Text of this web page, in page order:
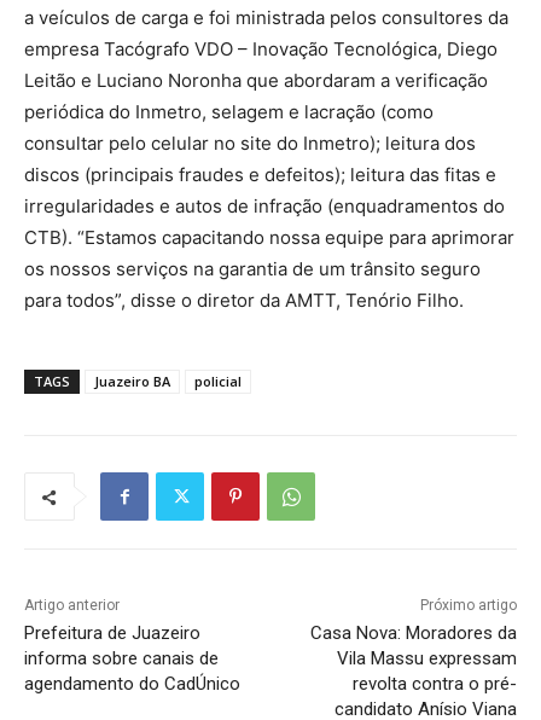
a veículos de carga e foi ministrada pelos consultores da
empresa Tacógrafo VDO – Inovação Tecnológica, Diego
Leitão e Luciano Noronha que abordaram a verificação
periódica do Inmetro, selagem e lacração (como
consultar pelo celular no site do Inmetro); leitura dos
discos (principais fraudes e defeitos); leitura das fitas e
irregularidades e autos de infração (enquadramentos do
CTB). “Estamos capacitando nossa equipe para aprimorar
os nossos serviços na garantia de um trânsito seguro
para todos”, disse o diretor da AMTT, Tenório Filho.
TAGS Juazeiro BA policial
Artigo anterior
Prefeitura de Juazeiro
informa sobre canais de
agendamento do CadÚnico
Próximo artigo
Casa Nova: Moradores da
Vila Massu expressam
revolta contra o pré-
candidato Anísio Viana